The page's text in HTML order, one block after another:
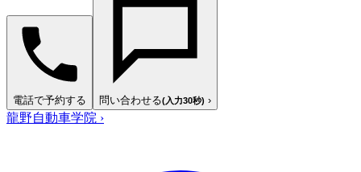
電話で予約する 問い合わせる(入力30秒) ›
龍野自動車学院 ›